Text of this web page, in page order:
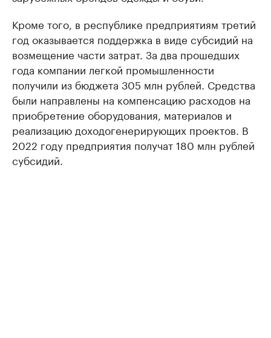
Кроме того, в республике предприятиям третий
год оказывается поддержка в виде субсидий на
возмещение части затрат. За два прошедших
года компании легкой промышленности
получили из бюджета 305 млн рублей. Средства
были направлены на компенсацию расходов на
приобретение оборудования, материалов и
реализацию доходогенерирующих проектов. В
2022 году предприятия получат 180 млн рублей
субсидий.